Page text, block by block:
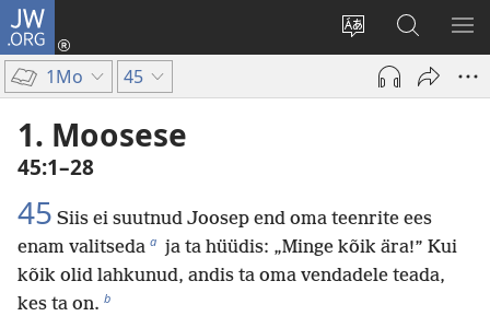
JW.ORG
Muuda
veebisaidi
keelt
Logi
sisse
Otsi
saidilt
JW.ORG
1Mo 45
1. Moosese
45:1–28
45 Siis ei suutnud Joosep end oma teenrite ees
enam valitseda a ja ta hüüdis: „Minge kõik ära!” Kui
kõik olid lahkunud, andis ta oma vendadele teada,
kes ta on. b